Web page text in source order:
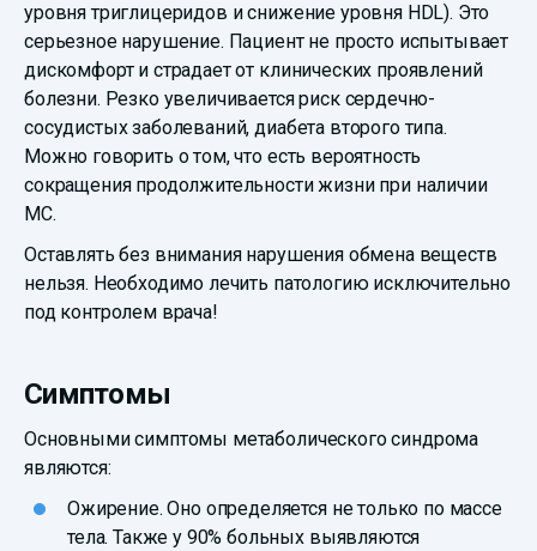
уровня триглицеридов и снижение уровня HDL). Это
серьезное нарушение. Пациент не просто испытывает
дискомфорт и страдает от клинических проявлений
болезни. Резко увеличивается риск сердечно-
сосудистых заболеваний, диабета второго типа.
Можно говорить о том, что есть вероятность
сокращения продолжительности жизни при наличии
МС.
Оставлять без внимания нарушения обмена веществ
нельзя. Необходимо лечить патологию исключительно
под контролем врача!
Симптомы
Основными симптомы метаболического синдрома
являются:
Ожирение. Оно определяется не только по массе
тела. Также у 90% больных выявляются